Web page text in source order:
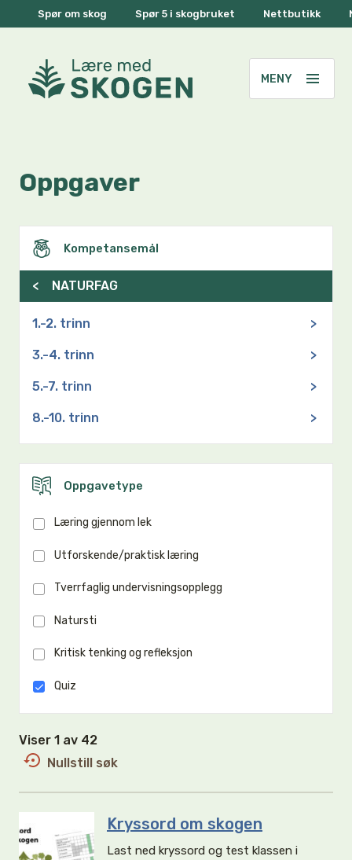
Spør om skog Spør 5 i skogbruket Nettbutikk
Oppgaver
Kompetansemål
< NATURFAG
1.-2. trinn >
3.-4. trinn >
5.-7. trinn >
8.-10. trinn >
Oppgavetype
Læring gjennom lek
Utforskende/praktisk læring
Tverrfaglig undervisningsopplegg
Natursti
Kritisk tenking og refleksjon
Quiz
Viser 1 av 42
Nullstill søk
Kryssord om skogen
Last ned kryssord og test klassen i